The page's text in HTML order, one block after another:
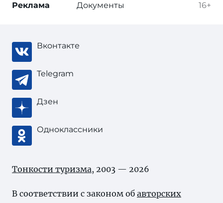
16+
Реклама Документы
Вконтакте
Telegram
Дзен
Одноклассники
Тонкости туризма, 2003 — 2026
В соответствии с законом об авторских